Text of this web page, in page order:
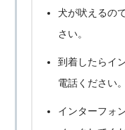
犬が吠えるの
さい。
到着したらイ
電話ください。
インターフォ